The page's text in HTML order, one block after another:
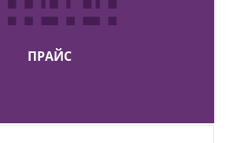
ПРАЙС